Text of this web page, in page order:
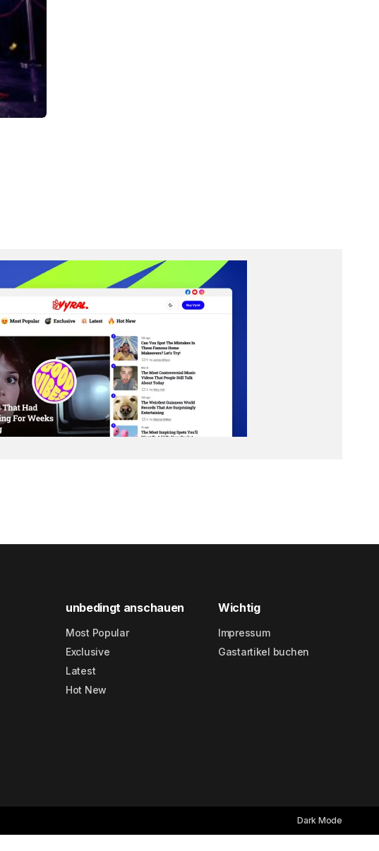
unbedingt anschauen
Most Popular
Exclusive
Latest
Hot New
Wichtig
Impressum
Gastartikel buchen
Dark Mode